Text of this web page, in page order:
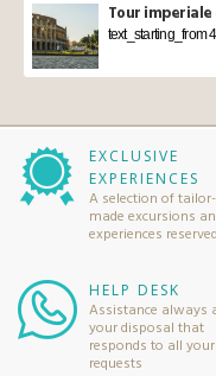
text_starting_from
EXCLUSIVE
EXPERIENCES
A selection of tailor-
made excursions
experiences reserved
HELP DESK
Assistance always
your disposal that
responds to all your
requests